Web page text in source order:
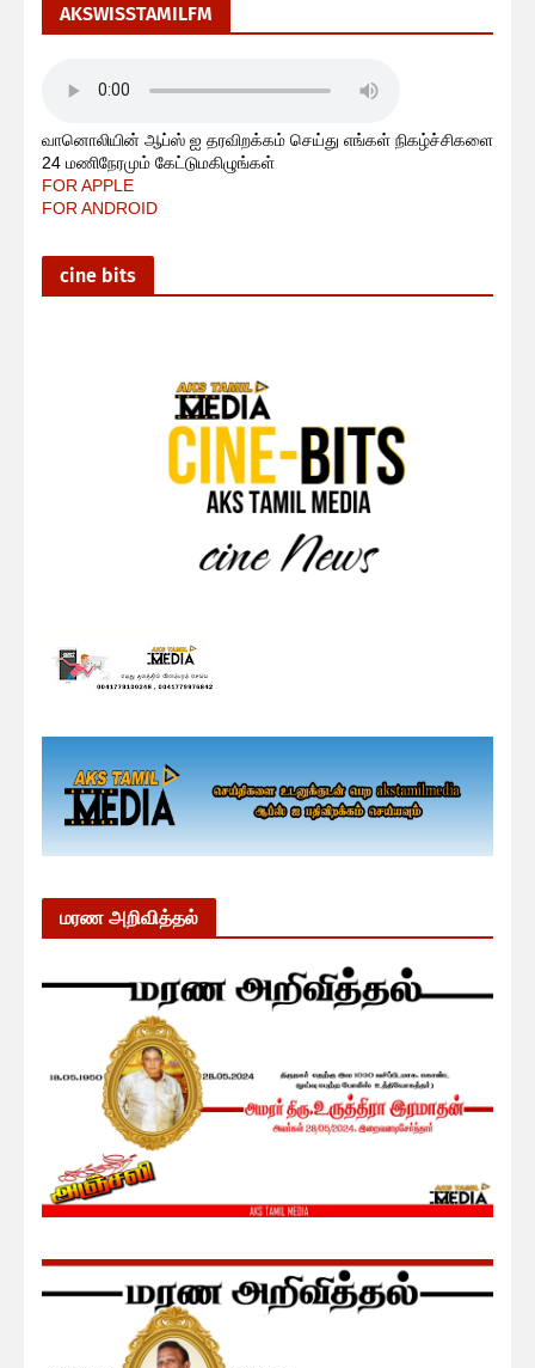
AKSWISSTAMILFM
வானொலியின் ஆப்ஸ் ஐ தரவிறக்கம் செய்து எங்கள் நிகழ்ச்சிகளை
24 மணிநேரமும் கேட்டுமகிழுங்கள்
FOR APPLE
FOR ANDROID
cine bits
மரண அறிவித்தல்